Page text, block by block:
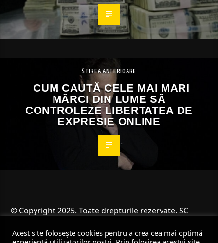
ȘTIREA ANTERIOARE
CUM CAUTĂ CELE MAI MARI
MĂRCI DIN LUME SĂ
CONTROLEZE LIBERTATEA DE
EXPRESIE ONLINE
© Copyright 2025. Toate drepturile rezervate. SC
Acest site folosește cookies pentru a crea cea mai optimă